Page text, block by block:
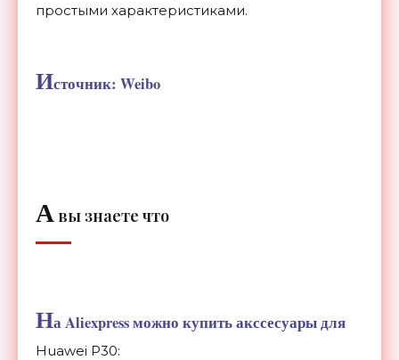
простыми характеристиками.
Источник: Weibo
А вы знаете что
На Aliexpress можно купить акссесуары для
Huawei P30: